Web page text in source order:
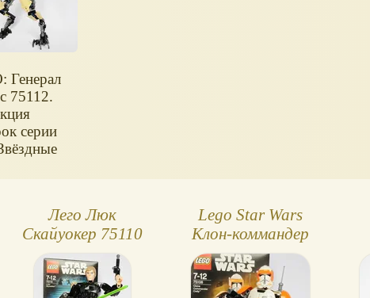
Генерал
75112.
серии
Лего Люк
Скайуокер 75110
Lego Star Wars
Клон-коммандер
Коди